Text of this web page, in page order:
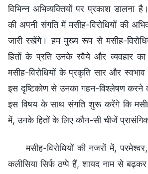
विभिन्न अभिव्यक्तियों पर प्रकाश डालना
की अपनी संगति में मसीह-विरोधियों की
जारी रखेंगे। हम मुख्य रूप से मसीह-
हितों के प्रति उनके रवैये और व्यवहार
मसीह-विरोधियों के प्रकृति सार और
इस दृष्टिकोण से उनका गहन-विश्लेषण
इस विषय के साथ संगति शुरू करेंगे कि
में, उनके हितों के लिए कौन-सी चीजें
मसीह-विरोधियों की नजरों में,
कलीसिया सिर्फ ठप्पे हैं, शायद नाम से